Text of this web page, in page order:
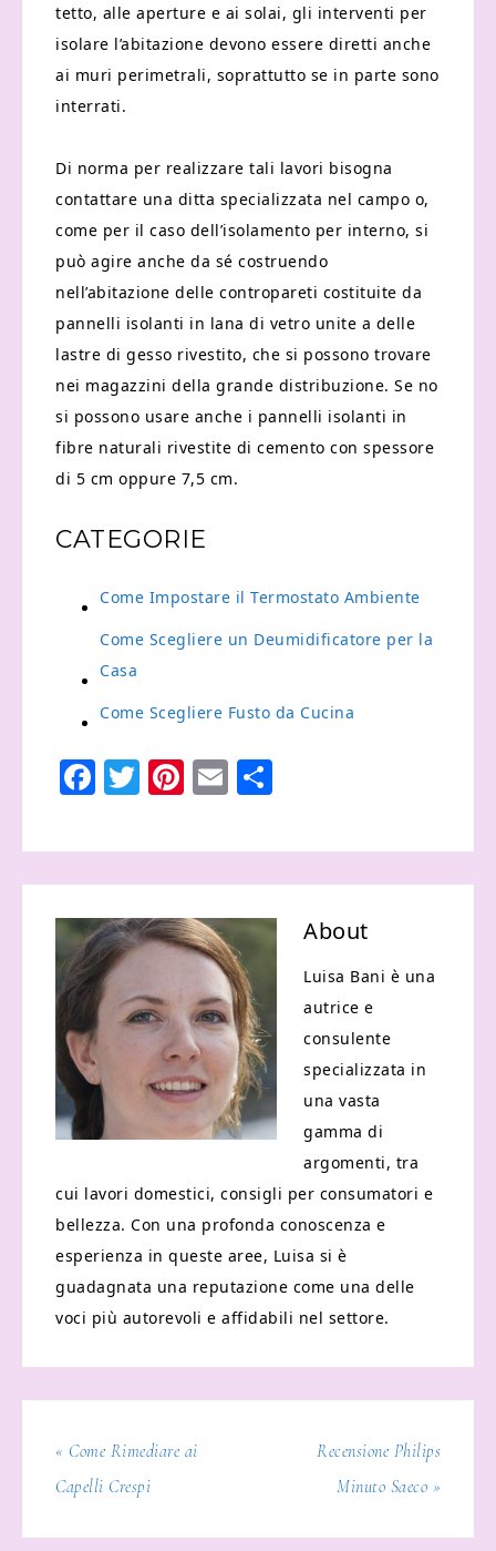
tetto, alle aperture e ai solai, gli interventi per
isolare l’abitazione devono essere diretti anche
ai muri perimetrali, soprattutto se in parte sono
interrati.
Di norma per realizzare tali lavori bisogna
contattare una ditta specializzata nel campo o,
come per il caso dell’isolamento per interno, si
può agire anche da sé costruendo
nell’abitazione delle contropareti costituite da
pannelli isolanti in lana di vetro unite a delle
lastre di gesso rivestito, che si possono trovare
nei magazzini della grande distribuzione. Se no
si possono usare anche i pannelli isolanti in
fibre naturali rivestite di cemento con spessore
di 5 cm oppure 7,5 cm.
CATEGORIE
Come Impostare il Termostato Ambiente
Come Scegliere un Deumidificatore per la
Casa
Come Scegliere Fusto da Cucina
Facebook
Twitter
Pinterest
Email
About
Luisa Bani è una
autrice e
consulente
specializzata in
una vasta
gamma di
argomenti, tra
cui lavori domestici, consigli per consumatori e
bellezza. Con una profonda conoscenza e
esperienza in queste aree, Luisa si è
guadagnata una reputazione come una delle
voci più autorevoli e affidabili nel settore.
« Come Rimediare ai
Capelli Crespi
Recensione Philips
Minuto Saeco »